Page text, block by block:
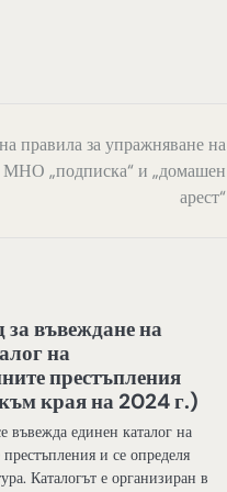
правила за упражняване на
МНО „подписка“ и „домашен
арест“
за въвеждане на
на
престъпления
края на 2024 г.)
въвежда единен каталог на
и се определя
Каталогът е организиран в